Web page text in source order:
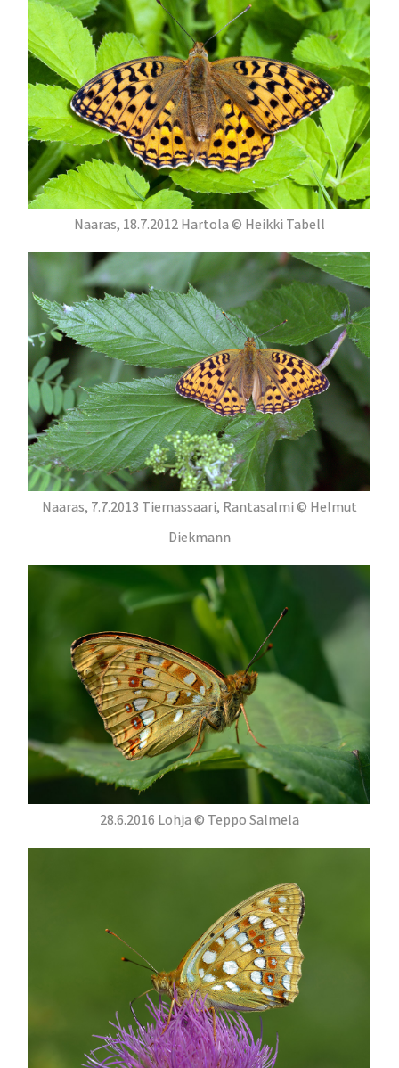
Naaras, 18.7.2012 Hartola © Heikki Tabell
Naaras, 7.7.2013 Tiemassaari, Rantasalmi © Helmut
Diekmann
28.6.2016 Lohja © Teppo Salmela